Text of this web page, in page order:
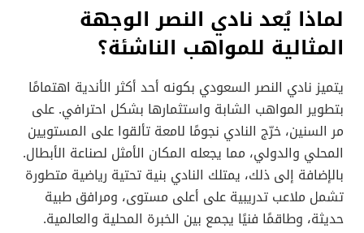
لماذا يُعد نادي النصر الوجهة
المثالية للمواهب الناشئة؟
يتميز نادي النصر السعودي بكونه أحد أكثر الأندية اهتمامًا
بتطوير المواهب الشابة واستثمارها بشكل احترافي. على
مر السنين، خرّج النادي نجومًا لامعة تألقوا على المستويين
المحلي والدولي، مما يجعله المكان الأمثل لصناعة الأبطال.
بالإضافة إلى ذلك، يمتلك النادي بنية تحتية رياضية متطورة
تشمل ملاعب تدريبية على أعلى مستوى، ومرافق طبية
حديثة، وطاقمًا فنيًا يجمع بين الخبرة المحلية والعالمية.